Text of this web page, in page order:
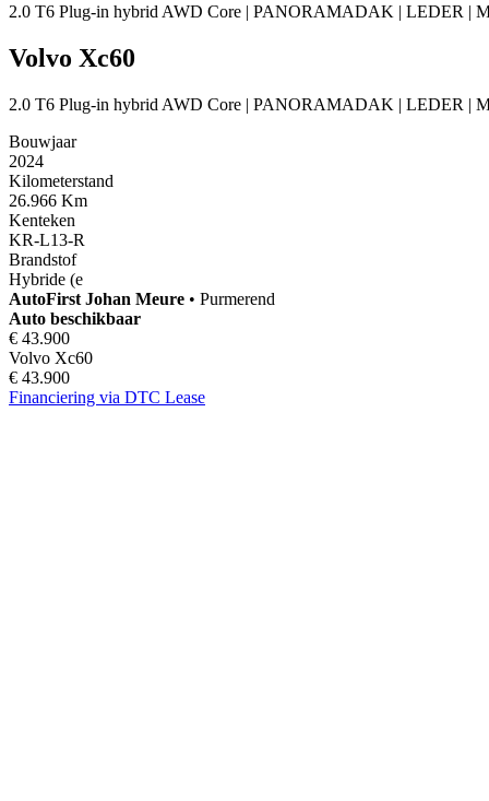
2.0 T6 Plug-in hybrid AWD Core | PANORAMADAK | LEDER |
Volvo Xc60
2.0 T6 Plug-in hybrid AWD Core | PANORAMADAK | LEDER |
Bouwjaar
2024
Kilometerstand
26.966 Km
Kenteken
KR-L13-R
Brandstof
Hybride (e
AutoFirst Johan Meure • Purmerend
Auto beschikbaar
€ 43.900
Volvo Xc60
€ 43.900
Financiering via DTC Lease